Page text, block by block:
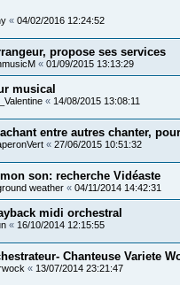
« 04/02/2016 12:24:52
propose ses services
« 01/09/2015 13:13:29
musical
« 14/08/2015 13:08:11
entre autres chanter,
« 27/06/2015 10:51:32
son: recherche Vidéaste
weather « 04/11/2014 14:42:31
midi orchestral
« 16/10/2014 12:15:55
Chanteuse Variete
« 13/07/2014 23:21:47